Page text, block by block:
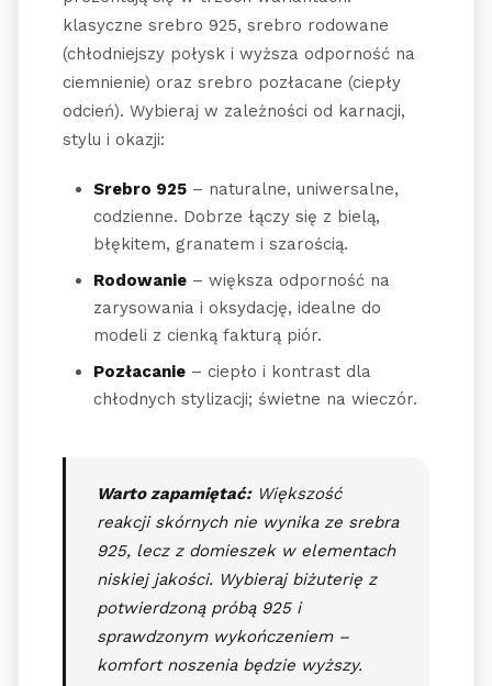
klasyczne srebro 925, srebro rodowane
(chłodniejszy połysk i wyższa odporność na
ciemnienie) oraz srebro pozłacane (ciepły
odcień). Wybieraj w zależności od karnacji,
stylu i okazji:
Srebro 925 – naturalne, uniwersalne,
codzienne. Dobrze łączy się z bielą,
błękitem, granatem i szarością.
Rodowanie – większa odporność na
zarysowania i oksydację, idealne do
modeli z cienką fakturą piór.
Pozłacanie – ciepło i kontrast dla
chłodnych stylizacji; świetne na wieczór.
Warto zapamiętać:Większość
reakcji skórnych nie wynika ze srebra
925, lecz z domieszek w elementach
niskiej jakości. Wybieraj biżuterię z
potwierdzoną próbą 925 i
sprawdzonym wykończeniem –
komfort noszenia będzie wyższy.